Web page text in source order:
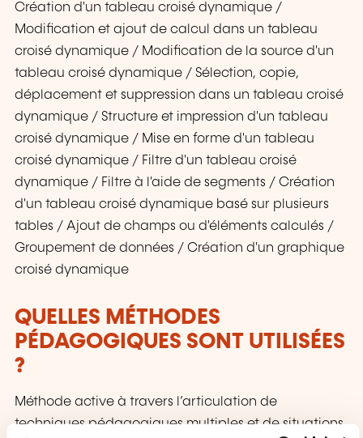
Création d'un tableau croisé dynamique /
Modification et ajout de calcul dans un tableau
croisé dynamique / Modification de la source d'un
tableau croisé dynamique / Sélection, copie,
déplacement et suppression dans un tableau croisé
dynamique / Structure et impression d'un tableau
croisé dynamique / Mise en forme d'un tableau
croisé dynamique / Filtre d'un tableau croisé
dynamique / Filtre à l'aide de segments / Création
d'un tableau croisé dynamique basé sur plusieurs
tables / Ajout de champs ou d'éléments calculés /
Groupement de données / Création d'un graphique
croisé dynamique
QUELLES MÉTHODES
PÉDAGOGIQUES SONT UTILISÉES
?
Méthode active à travers l’articulation de
techniques pédagogiques multiples et de situations